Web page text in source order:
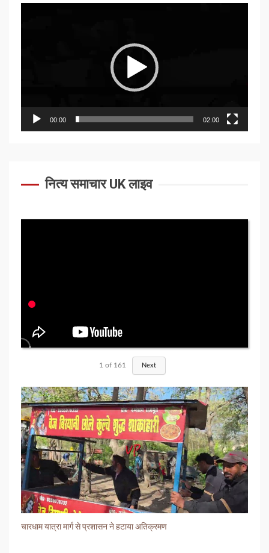
00:00 02:00
नित्य समाचार UK लाइव
1 of 161 Next
चारधाम यात्रा मार्ग से प्रशासन ने हटाया अतिक्रमण